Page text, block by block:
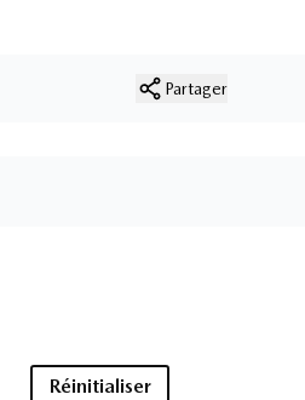
Partager
Réinitialiser